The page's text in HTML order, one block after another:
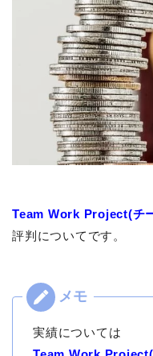
Team Work Project(チ
評判についてです。
実績については